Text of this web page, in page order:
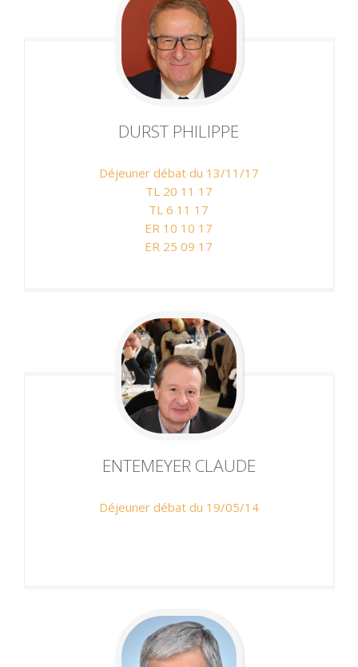
DURST PHILIPPE
Déjeuner débat du 13/11/17
TL 20 11 17
TL 6 11 17
ER 10 10 17
ER 25 09 17
ENTEMEYER CLAUDE
Déjeuner débat du 19/05/14